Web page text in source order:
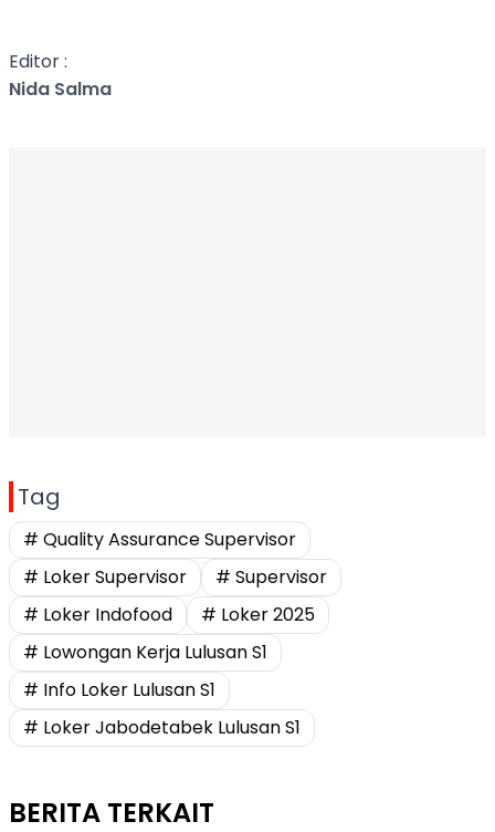
Editor :
Nida Salma
Tag
# Quality Assurance Supervisor
# Loker Supervisor
# Supervisor
# Loker Indofood
# Loker 2025
# Lowongan Kerja Lulusan S1
# Info Loker Lulusan S1
# Loker Jabodetabek Lulusan S1
BERITA TERKAIT